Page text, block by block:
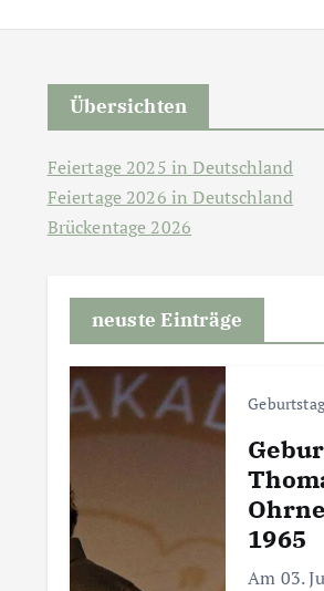
Übersichten
Feiertage 2025 in Deutschland
Feiertage 2026 in Deutschland
Brückentage 2026
neuste Einträge
1965
Am 03.